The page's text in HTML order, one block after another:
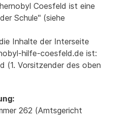
Coesfeld ist eine
Schule" (siehe
Inhalte der Interseite
hilfe-coesfeld.de ist:
(1. Vorsitzender des oben
262 (Amtsgericht